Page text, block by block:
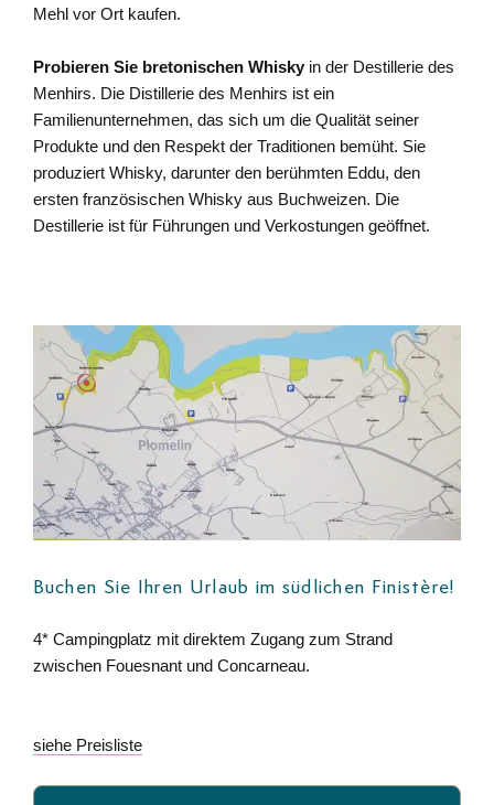
Mehl vor Ort kaufen.
Probieren Sie bretonischen Whiskyin der Destillerie des
Menhirs. Die Distillerie des Menhirs ist ein
Familienunternehmen, das sich um die Qualität seiner
Produkte und den Respekt der Traditionen bemüht. Sie
produziert Whisky, darunter den berühmten Eddu, den
ersten französischen Whisky aus Buchweizen. Die
Destillerie ist für Führungen und Verkostungen geöffnet.
Buchen Sie Ihren Urlaub im südlichen Finistère!
4* Campingplatz mit direktem Zugang zum Strand
zwischen Fouesnant und Concarneau.
siehe Preisliste